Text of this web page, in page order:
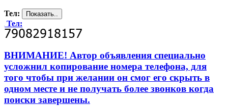
Тел:
Тел:
ВНИМАНИЕ! Автор объявления специально
усложнил копирование номера телефона, для
того чтобы при желании он смог его скрыть в
одном месте и не получать более звонков когда
поиски завершены.